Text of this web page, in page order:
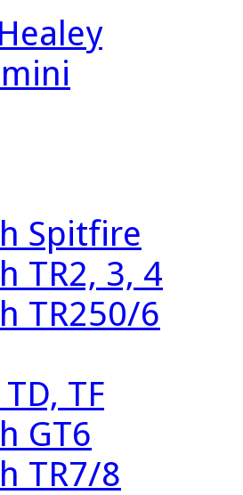
Spitfire
TR2, 3, 4
TR250/6
TF
GT6
TR7/8